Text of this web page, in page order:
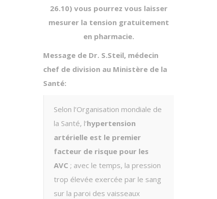
26.10) vous pourrez vous laisser
mesurer la tension gratuitement
en pharmacie.
Message de Dr. S.Steil, médecin
chef de division au Ministère de la
Santé:
Selon l’Organisation mondiale de
la Santé, l‘hypertension
artérielle est le premier
facteur de risque pour les
AVC ; avec le temps, la pression
trop élevée exercée par le sang
sur la paroi des vaisseaux